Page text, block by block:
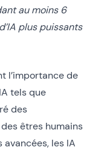
au moins 6
plus puissants
l’importance de
tels que
des
êtres humains
les IA